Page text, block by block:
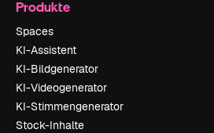
Produkte
Spaces
KI-Assistent
KI-Bildgenerator
KI-Videogenerator
KI-Stimmengenerator
Stock-Inhalte